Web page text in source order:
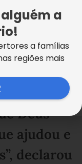
e o
muito.
a
Por isso,
que
Deus
ajudou e
declarou
a
a famílias
regiões mais